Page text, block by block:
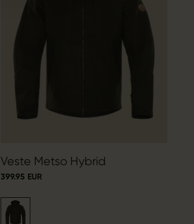
Veste Metso Hybrid
399.95 EUR